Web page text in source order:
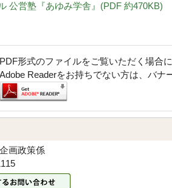
公営塾『あゆみ学舎』(PDF 約470KB)
PDF形式のファイルをご覧いただく場合
Adobe Readerをお持ちでない方は、バナ
画政策係